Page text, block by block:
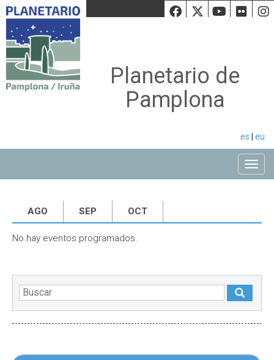
Facebook
Twiiter
Planetario de
Pamplona
es eu
AGO SEP OCT
No hay eventos programados.